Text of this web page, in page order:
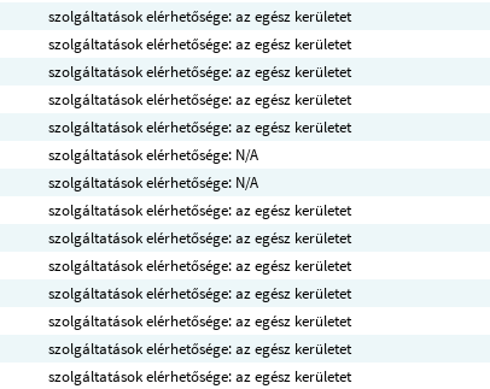
szolgáltatások elérhetősége: az egész kerületet
szolgáltatások elérhetősége: az egész kerületet
szolgáltatások elérhetősége: az egész kerületet
szolgáltatások elérhetősége: az egész kerületet
szolgáltatások elérhetősége: az egész kerületet
szolgáltatások elérhetősége: N/A
szolgáltatások elérhetősége: N/A
szolgáltatások elérhetősége: az egész kerületet
szolgáltatások elérhetősége: az egész kerületet
szolgáltatások elérhetősége: az egész kerületet
szolgáltatások elérhetősége: az egész kerületet
szolgáltatások elérhetősége: az egész kerületet
szolgáltatások elérhetősége: az egész kerületet
szolgáltatások elérhetősége: az egész kerületet